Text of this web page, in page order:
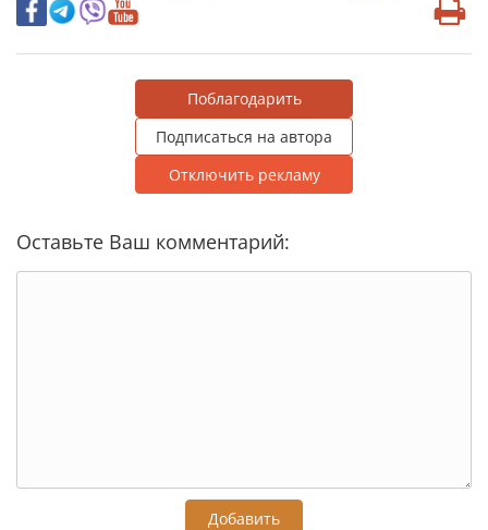
Поблагодарить
Подписаться на автора
Отключить рекламу
Оставьте Ваш комментарий:
Добавить